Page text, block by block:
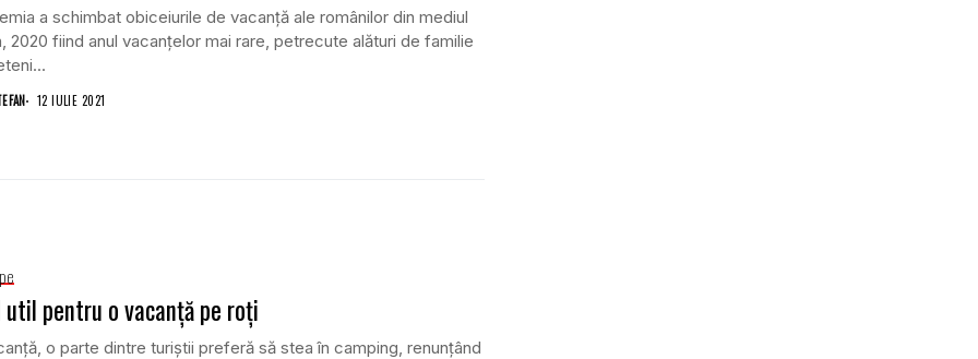
a schimbat obiceiurile de vacanță ale românilor din mediul
2020 fiind anul vacanțelor mai rare, petrecute alături de familie
12 IULIE 2021
util pentru o vacanţă pe roţi
o parte dintre turiștii preferă să stea în camping, renunţând